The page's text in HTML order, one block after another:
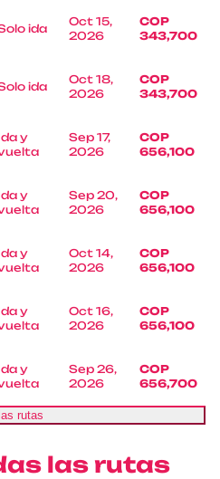
ida
Oct 15,
2026
COP
343,700
ida
Oct 18,
2026
COP
343,700
y
Sep 17,
2026
COP
656,100
y
Sep 20,
2026
COP
656,100
y
Oct 14,
2026
COP
656,100
y
Oct 16,
2026
COP
656,100
y
Sep 26,
2026
COP
656,700
rutas
las rutas